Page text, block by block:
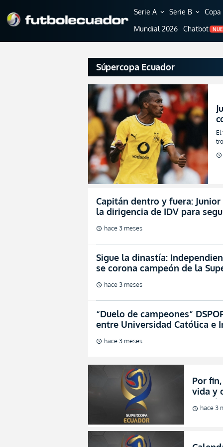
Serie A expand_more Serie B expand_more
Mundial 2026 Chatbot
Súpercopa Ecuador
El
schedule
Capitán dentro y fuera:
la dirigencia de IDV para
schedule hace 3 meses
Sigue la dinastía:
se corona campeón de la
schedule hace 3 meses
“Duelo de campeones”
entre Universidad Católica e
schedule hace 3 meses
Por
vida y
con
schedule hace 3